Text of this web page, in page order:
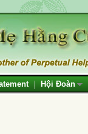
Hội Đoàn